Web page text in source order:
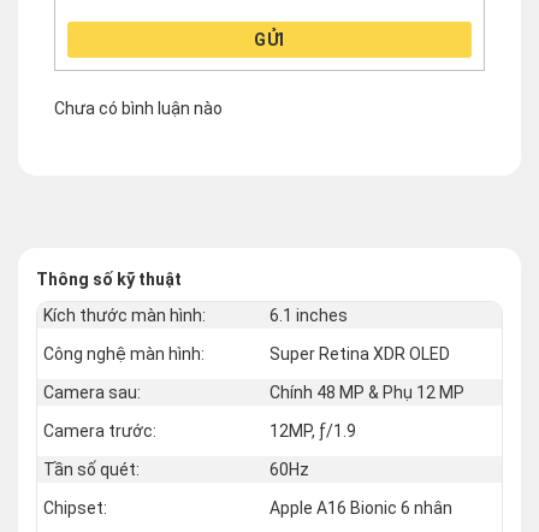
GỬI
Chưa có bình luận nào
Thông số kỹ thuật
Kích thước màn hình:
6.1 inches
Công nghệ màn hình:
Super Retina XDR OLED
Camera sau:
Chính 48 MP & Phụ 12 MP
Camera trước:
12MP, ƒ/1.9
Tần số quét:
60Hz
Chipset:
Apple A16 Bionic 6 nhân